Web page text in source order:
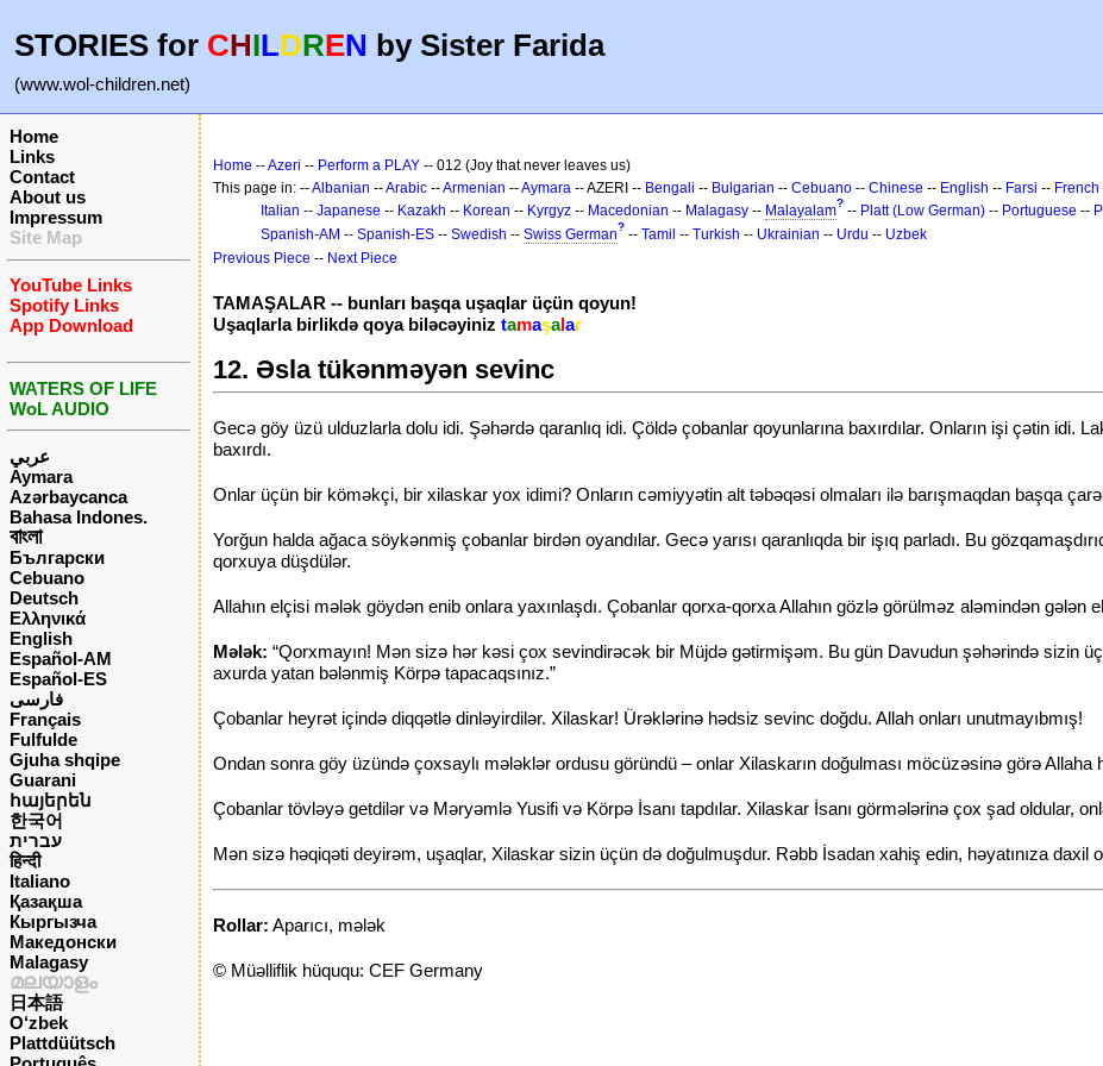
STORIES for CHILDREN by Sister Farida
(www.wol-children.net)
Home
Links
Contact
About us
Impressum
Site Map
YouTube Links
Spotify Links
App Download
WATERS OF LIFE
WoL AUDIO
عربي
Aymara
Azərbaycanca
Bahasa Indones.
বাংলা
Български
Cebuano
Deutsch
Ελληνικά
English
Español-AM
Español-ES
فارسی
Français
Fulfulde
Gjuha shqipe
Guarani
հայերեն
한국어
עברית
हिन्दी
Italiano
Қазақша
Кыргызча
Македонски
Malagasy
മലയാളം
日本語
O‘zbek
Plattdüütsch
Home --Azeri -- Perform a PLAY -- 012 (Joy that never leaves us)
This page in: --Albanian --Arabic --Armenian --Aymara -- AZERI -- Bengali -- Bulgarian -- Cebuano -- Chinese -- English -- Farsi -- French
Italian -- Japanese -- Kazakh -- Korean -- Kyrgyz -- Macedonian -- Malagasy -- Malayalam? -- Platt (Low German) -- Portuguese --
Spanish-AM -- Spanish-ES -- Swedish -- Swiss German? -- Tamil -- Turkish -- Ukrainian -- Urdu -- Uzbek
Previous Piece -- Next Piece
TAMAŞALAR -- bunları başqa uşaqlar üçün qoyun!
Uşaqlarla birlikdə qoya biləcəyiniz tamaşalar
12. Əsla tükənməyən sevinc
Gecə göy üzü ulduzlarla dolu idi. Şəhərdə qaranlıq idi. Çöldə çobanlar qoyunlarına baxırdılar. Onların işi çətin idi.
baxırdı.
Onlar üçün bir köməkçi, bir xilaskar yox idimi? Onların cəmiyyətin alt təbəqəsi olmaları ilə barışmaqdan başqa
Yorğun halda ağaca söykənmiş çobanlar birdən oyandılar. Gecə yarısı qaranlıqda bir işıq parladı. Bu
qorxuya düşdülər.
Allahın elçisi mələk göydən enib onlara yaxınlaşdı. Çobanlar qorxa-qorxa Allahın gözlə görülməz aləmindən gələn
Mələk: “Qorxmayın! Mən sizə hər kəsi çox sevindirəcək bir Müjdə gətirmişəm. Bu gün Davudun şəhərində sizin
axurda yatan bələnmiş Körpə tapacaqsınız.”
Çobanlar heyrət içində diqqətlə dinləyirdilər. Xilaskar! Ürəklərinə hədsiz sevinc doğdu. Allah onları unutmayıbmış!
Ondan sonra göy üzündə çoxsaylı mələklər ordusu göründü – onlar Xilaskarın doğulması möcüzəsinə görə Allaha
Çobanlar tövləyə getdilər və Məryəmlə Yusifi və Körpə İsanı tapdılar. Xilaskar İsanı görmələrinə çox şad oldular,
Mən sizə həqiqəti deyirəm, uşaqlar, Xilaskar sizin üçün də doğulmuşdur. Rəbb İsadan xahiş edin, həyatınıza
Rollar: Aparıcı, mələk
© Müəlliflik hüququ: CEF Germany